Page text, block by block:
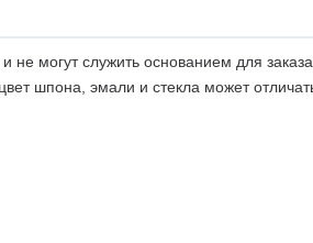
могут служить основанием для
шпона, эмали и стекла может